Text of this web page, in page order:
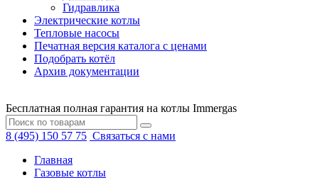
Гидравлика
Электрические котлы
Тепловые насосы
Печатная версия каталога с ценами
Подобрать котёл
Архив документации
Бесплатная полная гарантия на котлы Immergas
8 (495) 150 57 75 Связаться с нами
Главная
Газовые котлы